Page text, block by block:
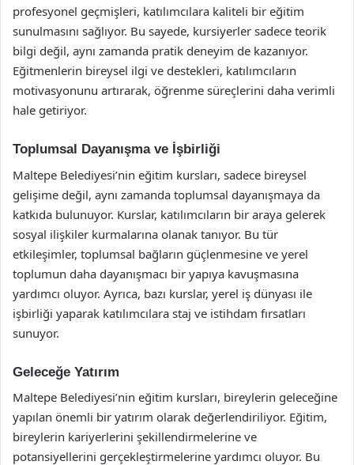
profesyonel geçmişleri, katılımcılara kaliteli bir eğitim
sunulmasını sağlıyor. Bu sayede, kursiyerler sadece teorik
bilgi değil, aynı zamanda pratik deneyim de kazanıyor.
Eğitmenlerin bireysel ilgi ve destekleri, katılımcıların
motivasyonunu artırarak, öğrenme süreçlerini daha verimli
hale getiriyor.
Toplumsal Dayanışma ve İşbirliği
Maltepe Belediyesi’nin eğitim kursları, sadece bireysel
gelişime değil, aynı zamanda toplumsal dayanışmaya da
katkıda bulunuyor. Kurslar, katılımcıların bir araya gelerek
sosyal ilişkiler kurmalarına olanak tanıyor. Bu tür
etkileşimler, toplumsal bağların güçlenmesine ve yerel
toplumun daha dayanışmacı bir yapıya kavuşmasına
yardımcı oluyor. Ayrıca, bazı kurslar, yerel iş dünyası ile
işbirliği yaparak katılımcılara staj ve istihdam fırsatları
sunuyor.
Geleceğe Yatırım
Maltepe Belediyesi’nin eğitim kursları, bireylerin geleceğine
yapılan önemli bir yatırım olarak değerlendiriliyor. Eğitim,
bireylerin kariyerlerini şekillendirmelerine ve
potansiyellerini gerçekleştirmelerine yardımcı oluyor. Bu